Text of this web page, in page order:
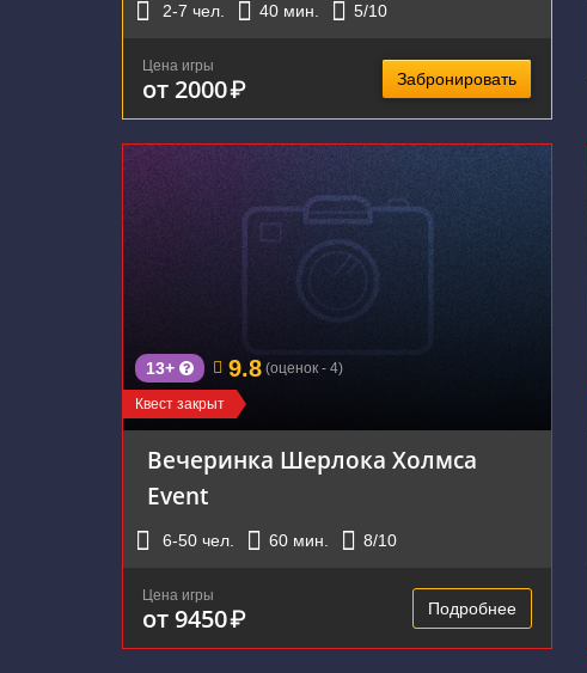
2-7 чел. 40 мин. 5/10
Цена игры
от 2000₽ Забронировать
Квест закрыт
13+ 9.8 (оценок - 4)
Вечеринка Шерлока Холмса
Event
6-50 чел. 60 мин. 8/10
Цена игры
от 9450₽ Подробнее